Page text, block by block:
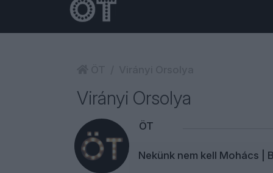
Virányi Orsolya
ÖT
Nekünk nem kell Mohács |